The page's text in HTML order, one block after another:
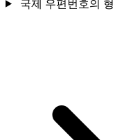
국제 우편번호의